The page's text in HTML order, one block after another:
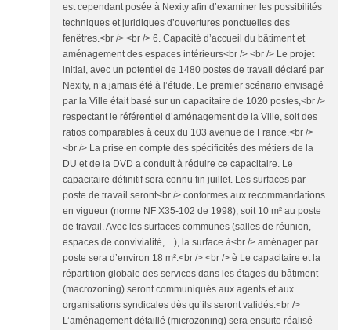
est cependant posée à Nexity afin d’examiner les possibilités
techniques et juridiques d’ouvertures ponctuelles des
fenêtres.<br /> <br /> 6. Capacité d’accueil du bâtiment et
aménagement des espaces intérieurs<br /> <br /> Le projet
initial, avec un potentiel de 1480 postes de travail déclaré par
Nexity, n’a jamais été à l’étude. Le premier scénario envisagé
par la Ville était basé sur un capacitaire de 1020 postes,<br />
respectant le référentiel d’aménagement de la Ville, soit des
ratios comparables à ceux du 103 avenue de France.<br />
<br /> La prise en compte des spécificités des métiers de la
DU et de la DVD a conduit à réduire ce capacitaire. Le
capacitaire définitif sera connu fin juillet. Les surfaces par
poste de travail seront<br /> conformes aux recommandations
en vigueur (norme NF X35-102 de 1998), soit 10 m² au poste
de travail. Avec les surfaces communes (salles de réunion,
espaces de convivialité, ...), la surface à<br /> aménager par
poste sera d’environ 18 m².<br /> <br /> è Le capacitaire et la
répartition globale des services dans les étages du bâtiment
(macrozoning) seront communiqués aux agents et aux
organisations syndicales dès qu’ils seront validés.<br />
L’aménagement détaillé (microzoning) sera ensuite réalisé